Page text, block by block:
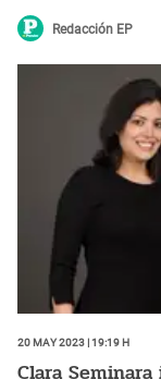
Redacción EP
20 May 2023 | 19:19 h
Clara